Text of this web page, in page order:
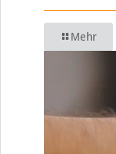
Mehr